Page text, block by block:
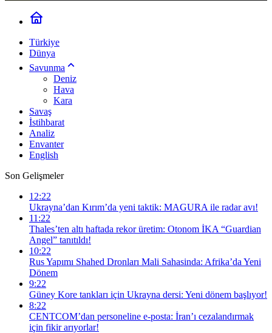
Türkiye
Dünya
Savunma
Deniz
Hava
Kara
Savaş
İstihbarat
Analiz
Envanter
English
Son Gelişmeler
12:22
Ukrayna’dan Kırım’da yeni taktik: MAGURA ile radar avı!
11:22
Thales’ten altı haftada rekor üretim: Otonom İKA “Guardian
Angel” tanıtıldı!
10:22
Rus Yapımı Shahed Dronları Mali Sahasinda: Afrika’da Yeni
Dönem
9:22
Güney Kore tankları için Ukrayna dersi: Yeni dönem başlıyor!
8:22
CENTCOM’dan personeline e-posta: İran’ı cezalandırmak
için fikir arıyorlar!